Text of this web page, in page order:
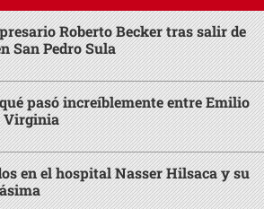
Roberto Becker tras salir de
San Pedro Sula
pasó increíblemente entre Emilio
Virginia
en el hospital Nasser Hilsaca y su